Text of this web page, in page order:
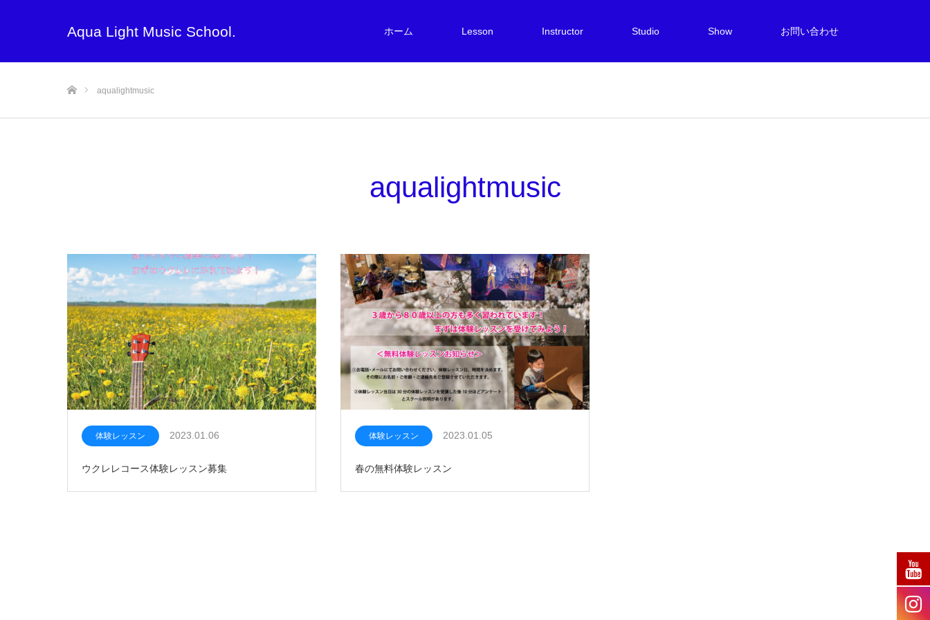
Aqua Light Music School. ホーム Lesson Instructor Studio Show お問い合わせ
aqualightmusic
aqualightmusic
体験レッスン 2023.01.06
ウクレレコース体験レッスン募集
体験レッスン 2023.01.05
春の無料体験レッスン